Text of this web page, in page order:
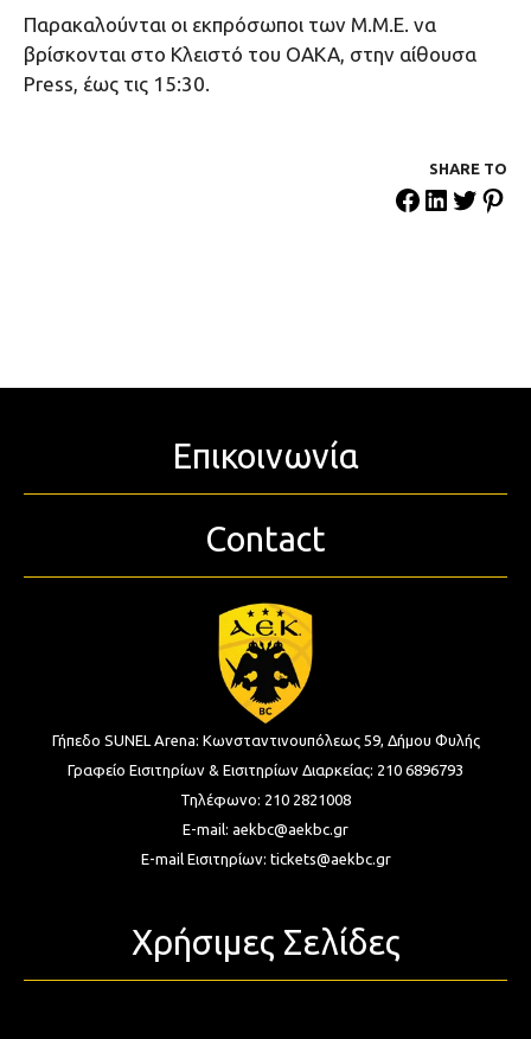
Παρακαλούνται οι εκπρόσωποι των Μ.Μ.Ε. να
βρίσκονται στο Κλειστό του ΟΑΚΑ, στην αίθουσα
Press, έως τις 15:30.
SHARE ΤΟ
Επικοινωνία
Contact
Γήπεδο SUNEL Arena: Κωνσταντινουπόλεως 59, Δήμου Φυλής
Γραφείο Εισιτηρίων & Εισιτηρίων Διαρκείας: 210 6896793
Τηλέφωνο: 210 2821008
E-mail: aekbc@aekbc.gr
E-mail Εισιτηρίων: tickets@aekbc.gr
Χρήσιμες Σελίδες